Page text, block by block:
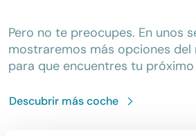
Pero no te preocupes. En unos
mostraremos más opciones del
para que encuentres tu
Descubrir máscoche